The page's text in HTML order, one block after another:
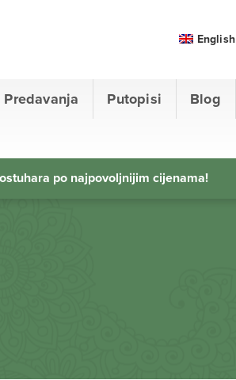
Predavanja Putopisi Blog
English
po najpovoljnijim cijenama!